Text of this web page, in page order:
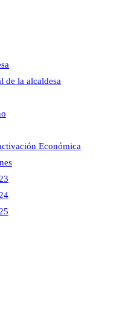
de la alcaldesa
Económica